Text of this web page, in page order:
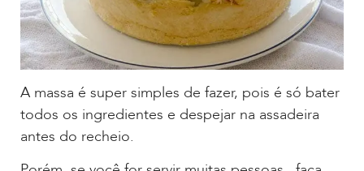
A massa é super simples de fazer, pois é só bater
todos os ingredientes e despejar na assadeira
antes do recheio.